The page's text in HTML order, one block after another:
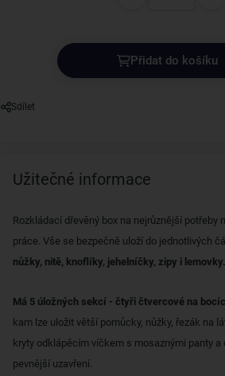
Přidat do košíku
Sdílet
Užitečné informace
Rozkládací dřevěný box na nejrůznější potřeby
práce. Vše se bezpečně uloží do jednotlivých
nůžky, nitě, knoflíky, jehelníčky, zipy i lemovky.
Má 5 úložných sekcí - čtyři čtvercové na
kam lze uložit větší pomůcky, nůžky, řezák na
kryty odklápěcím víčkem s mosaznými panty a
pevnější uzavření.